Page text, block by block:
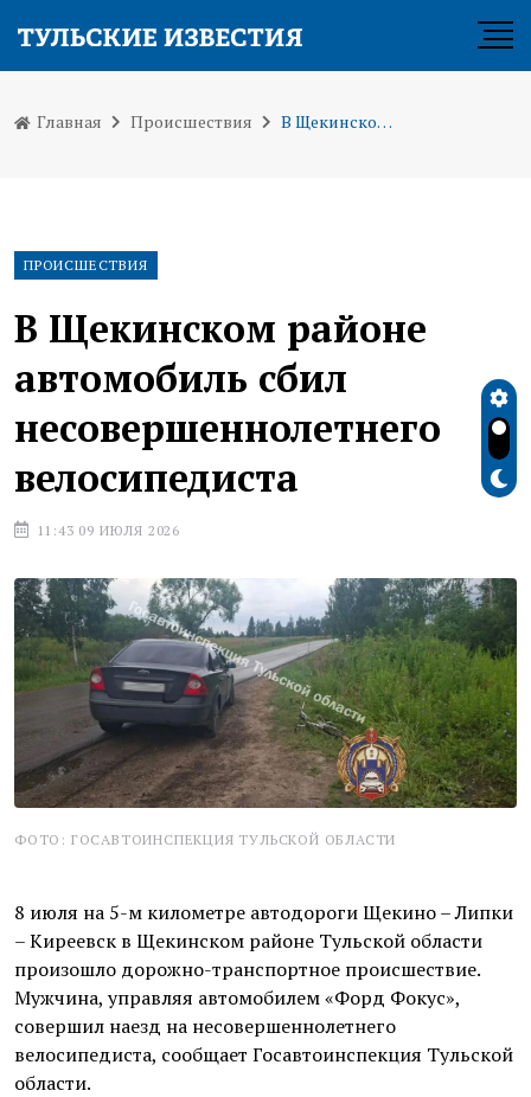
Главная Происшествия В Щекинском районе автомобиль сбил несовершеннолетнего велосипедиста
ПРОИСШЕСТВИЯ
В Щекинском районе
автомобиль сбил
несовершеннолетнего
велосипедиста
11:43 09 ИЮЛЯ 2026
ФОТО: ГОСАВТОИНСПЕКЦИЯ ТУЛЬСКОЙ ОБЛАСТИ
8 июля на 5-м километре автодороги Щекино – Липки
– Киреевск в Щекинском районе Тульской области
произошло дорожно-транспортное происшествие.
Мужчина, управляя автомобилем «Форд Фокус»,
совершил наезд на несовершеннолетнего
велосипедиста, сообщает Госавтоинспекция Тульской
области.